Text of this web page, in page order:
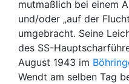
mutmaßlich bei einem
und/oder „auf der
umgebracht. Seine
des SS-
August 1943 im
Wendt am selben Tag